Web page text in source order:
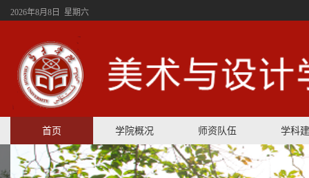
2026年8月8日 星期六
首页 学院概况 师资队伍 学科